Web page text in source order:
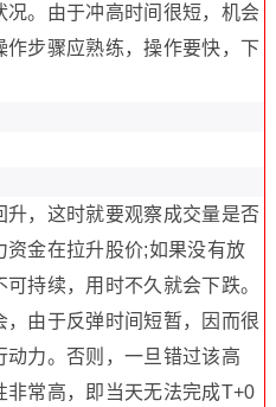
。由于冲高时间很短，机会
步骤应熟练，操作要快，下
，这时就要观察成交量是否
金在拉升股价;如果没有放
持续，用时不久就会下跌。
由于反弹时间短暂，因而很
力。否则，一旦错过该高
常高，即当天无法完成T+0